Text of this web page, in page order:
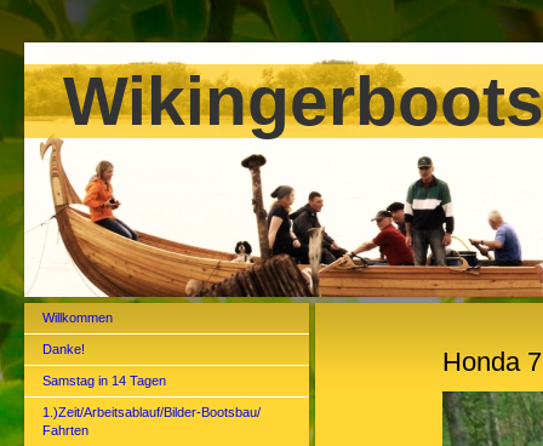
Willkommen
Danke!
Samstag in 14 Tagen
1.)Zeit/Arbeitsablauf/Bilder-Bootsbau/
Fahrten
Honda